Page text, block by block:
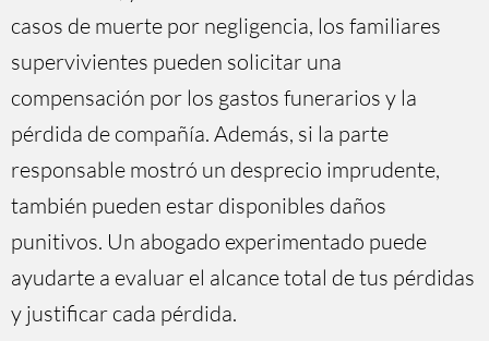
casos de muerte por negligencia, los familiares
supervivientes pueden solicitar una
compensación por los gastos funerarios y la
pérdida de compañía. Además, si la parte
responsable mostró un desprecio imprudente,
también pueden estar disponibles daños
punitivos. Un abogado experimentado puede
ayudarte a evaluar el alcance total de tus pérdidas
y justificar cada pérdida.